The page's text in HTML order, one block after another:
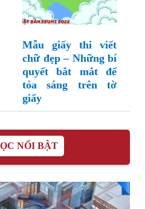
Mẫu giấy thi viết
chữ đẹp – Những bí
quyết bắt mắt để
tỏa sáng trên tờ
giấy
NỔI BẬT